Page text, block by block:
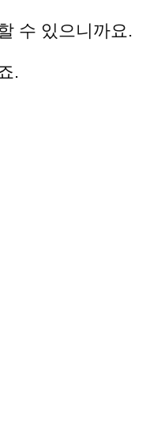
수 있으니까요.
.